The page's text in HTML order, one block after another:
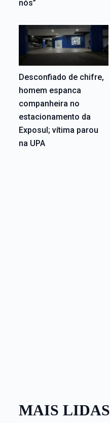
nós”
Desconfiado de chifre,
homem espanca
companheira no
estacionamento da
Exposul; vítima parou
na UPA
MAIS LIDAS